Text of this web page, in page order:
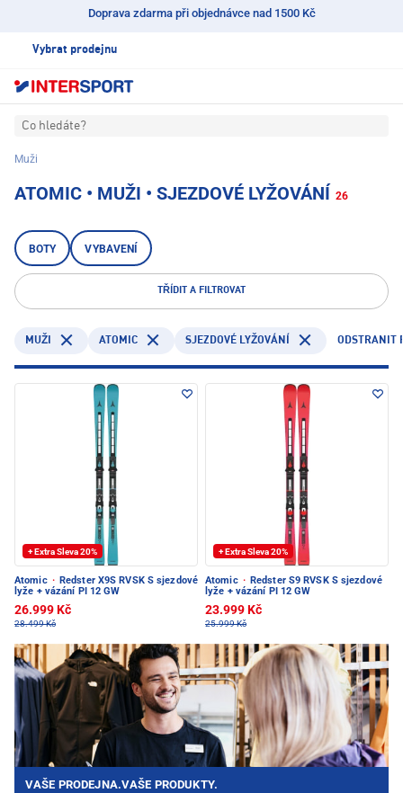
Doprava zdarma při objednávce nad 1500 Kč
Vybrat prodejnu
Co hledáte?
Muži
ATOMIC • MUŽI • SJEZDOVÉ LYŽOVÁNÍ 26
BOTY VYBAVENÍ
TŘÍDIT A FILTROVAT
MUŽI ATOMIC SJEZDOVÉ LYŽOVÁNÍ ODSTRANIT
+ Extra Sleva 20%
Atomic · Redster X9S RVSK S sjezdové
lyže + vázání PI 12 GW
26.999 Kč
28.499 Kč
+ Extra Sleva 20%
Atomic · Redster S9 RVSK S sjezdové
lyže + vázání PI 12 GW
23.999 Kč
25.999 Kč
VAŠE PRODEJNA.VAŠE PRODUKTY.